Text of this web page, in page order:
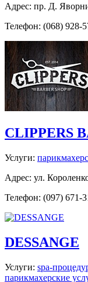
Адрес: пр. Д.
Телефон: (068) 928-
CLIPPERS
Услуги:
Адрес: ул.
Телефон: (097) 671-
DESSANGE
Услуги: spa-
парикмахерские